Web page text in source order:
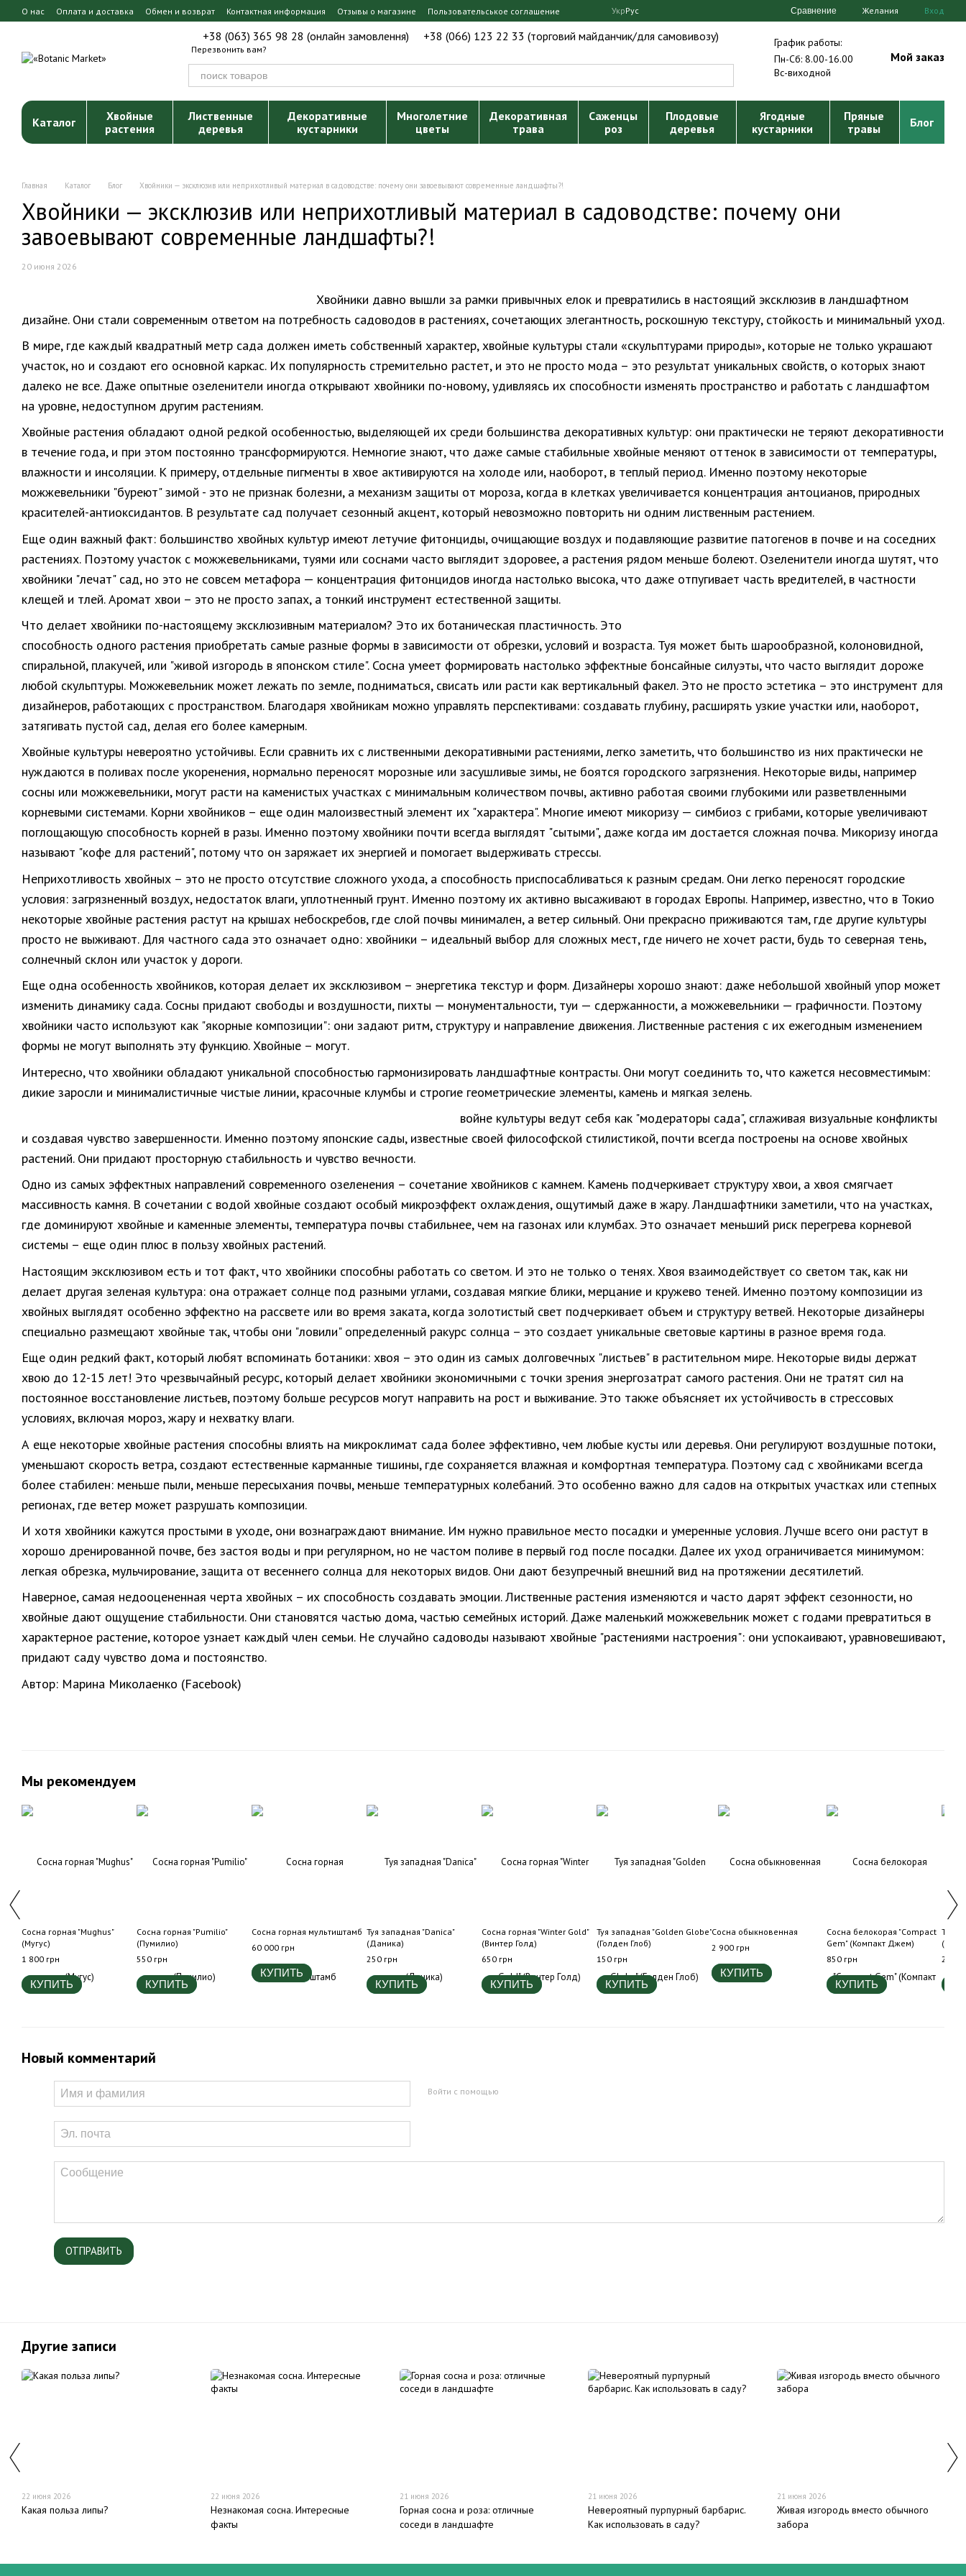
Перейти к основному контенту
О нас Оплата и доставка Обмен и возврат Контактная информация Отзывы о магазине Пользовательськое соглашение УкрРус Сравнение Желания Вход
+38 (063) 365 98 28 (онлайн замовлення) +38 (066) 123 22 33 (торговий майданчик/для самовивозу)
Перезвонить вам?
График работы:
Пн-Сб: 8.00-16.00
Вс-виходной
Мой заказ
Каталог
Хвойные
растения
Лиственные
деревья
Декоративные
кустарники
Многолетние
цветы
Декоративная
трава
Саженцы
роз
Плодовые
деревья
Ягодные
кустарники
Пряные
травы
Блог
Главная Каталог Блог Хвойники — эксклюзив или неприхотливый материал в садоводстве: почему они завоевывают современные ландшафты?!
Хвойники — эксклюзив или неприхотливый материал в садоводстве: почему они
завоевывают современные ландшафты?!
20 июня 2026
Хвойники давно вышли за рамки привычных елок и превратились в настоящий эксклюзив в ландшафтном
дизайне. Они стали современным ответом на потребность садоводов в растениях, сочетающих элегантность, роскошную текстуру, стойкость и минимальный уход.
В мире, где каждый квадратный метр сада должен иметь собственный характер, хвойные культуры стали «скульптурами природы», которые не только украшают
участок, но и создают его основной каркас. Их популярность стремительно растет, и это не просто мода – это результат уникальных свойств, о которых знают
далеко не все. Даже опытные озеленители иногда открывают хвойники по-новому, удивляясь их способности изменять пространство и работать с ландшафтом
на уровне, недоступном другим растениям.
Хвойные растения обладают одной редкой особенностью, выделяющей их среди большинства декоративных культур: они практически не теряют декоративности
в течение года, и при этом постоянно трансформируются. Немногие знают, что даже самые стабильные хвойные меняют оттенок в зависимости от температуры,
влажности и инсоляции. К примеру, отдельные пигменты в хвое активируются на холоде или, наоборот, в теплый период. Именно поэтому некоторые
можжевельники "буреют" зимой - это не признак болезни, а механизм защиты от мороза, когда в клетках увеличивается концентрация антоцианов, природных
красителей-антиоксидантов. В результате сад получает сезонный акцент, который невозможно повторить ни одним лиственным растением.
Еще один важный факт: большинство хвойных культур имеют летучие фитонциды, очищающие воздух и подавляющие развитие патогенов в почве и на соседних
растениях. Поэтому участок с можжевельниками, туями или соснами часто выглядит здоровее, а растения рядом меньше болеют. Озеленители иногда шутят, что
хвойники "лечат" сад, но это не совсем метафора — концентрация фитонцидов иногда настолько высока, что даже отпугивает часть вредителей, в частности
клещей и тлей. Аромат хвои – это не просто запах, а тонкий инструмент естественной защиты.
Что делает хвойники по-настоящему эксклюзивным материалом? Это их ботаническая пластичность. Это
способность одного растения приобретать самые разные формы в зависимости от обрезки, условий и возраста. Туя может быть шарообразной, колоновидной,
спиральной, плакучей, или "живой изгородь в японском стиле". Сосна умеет формировать настолько эффектные бонсайные силуэты, что часто выглядит дороже
любой скульптуры. Можжевельник может лежать по земле, подниматься, свисать или расти как вертикальный факел. Это не просто эстетика – это инструмент для
дизайнеров, работающих с пространством. Благодаря хвойникам можно управлять перспективами: создавать глубину, расширять узкие участки или, наоборот,
затягивать пустой сад, делая его более камерным.
Хвойные культуры невероятно устойчивы. Если сравнить их с лиственными декоративными растениями, легко заметить, что большинство из них практически не
нуждаются в поливах после укоренения, нормально переносят морозные или засушливые зимы, не боятся городского загрязнения. Некоторые виды, например
сосны или можжевельники, могут расти на каменистых участках с минимальным количеством почвы, активно работая своими глубокими или разветвленными
корневыми системами. Корни хвойников – еще один малоизвестный элемент их "характера". Многие имеют микоризу — симбиоз с грибами, которые увеличивают
поглощающую способность корней в разы. Именно поэтому хвойники почти всегда выглядят "сытыми", даже когда им достается сложная почва. Микоризу иногда
называют "кофе для растений", потому что он заряжает их энергией и помогает выдерживать стрессы.
Неприхотливость хвойных – это не просто отсутствие сложного ухода, а способность приспосабливаться к разным средам. Они легко переносят городские
условия: загрязненный воздух, недостаток влаги, уплотненный грунт. Именно поэтому их активно высаживают в городах Европы. Например, известно, что в Токио
некоторые хвойные растения растут на крышах небоскребов, где слой почвы минимален, а ветер сильный. Они прекрасно приживаются там, где другие культуры
просто не выживают. Для частного сада это означает одно: хвойники – идеальный выбор для сложных мест, где ничего не хочет расти, будь то северная тень,
солнечный склон или участок у дороги.
Еще одна особенность хвойников, которая делает их эксклюзивом – энергетика текстур и форм. Дизайнеры хорошо знают: даже небольшой хвойный упор может
изменить динамику сада. Сосны придают свободы и воздушности, пихты — монументальности, туи — сдержанности, а можжевельники — графичности. Поэтому
хвойники часто используют как "якорные композиции": они задают ритм, структуру и направление движения. Лиственные растения с их ежегодным изменением
формы не могут выполнять эту функцию. Хвойные – могут.
Интересно, что хвойники обладают уникальной способностью гармонизировать ландшафтные контрасты. Они могут соединить то, что кажется несовместимым:
дикие заросли и минималистичные чистые линии, красочные клумбы и строгие геометрические элементы, камень и мягкая зелень.
войне культуры ведут себя как "модераторы сада", сглаживая визуальные конфликты
и создавая чувство завершенности. Именно поэтому японские сады, известные своей философской стилистикой, почти всегда построены на основе хвойных
растений. Они придают просторную стабильность и чувство вечности.
Одно из самых эффектных направлений современного озеленения – сочетание хвойников с камнем. Камень подчеркивает структуру хвои, а хвоя смягчает
массивность камня. В сочетании с водой хвойные создают особый микроэффект охлаждения, ощутимый даже в жару. Ландшафтники заметили, что на участках,
где доминируют хвойные и каменные элементы, температура почвы стабильнее, чем на газонах или клумбах. Это означает меньший риск перегрева корневой
системы – еще один плюс в пользу хвойных растений.
Настоящим эксклюзивом есть и тот факт, что хвойники способны работать со светом. И это не только о тенях. Хвоя взаимодействует со светом так, как ни
делает другая зеленая культура: она отражает солнце под разными углами, создавая мягкие блики, мерцание и кружево теней. Именно поэтому композиции из
хвойных выглядят особенно эффектно на рассвете или во время заката, когда золотистый свет подчеркивает объем и структуру ветвей. Некоторые дизайнеры
специально размещают хвойные так, чтобы они "ловили" определенный ракурс солнца – это создает уникальные световые картины в разное время года.
Еще один редкий факт, который любят вспоминать ботаники: хвоя – это один из самых долговечных "листьев" в растительном мире. Некоторые виды держат
хвою до 12-15 лет! Это чрезвычайный ресурс, который делает хвойники экономичными с точки зрения энергозатрат самого растения. Они не тратят сил на
постоянное восстановление листьев, поэтому больше ресурсов могут направить на рост и выживание. Это также объясняет их устойчивость в стрессовых
условиях, включая мороз, жару и нехватку влаги.
А еще некоторые хвойные растения способны влиять на микроклимат сада более эффективно, чем любые кусты или деревья. Они регулируют воздушные потоки,
уменьшают скорость ветра, создают естественные карманные тишины, где сохраняется влажная и комфортная температура. Поэтому сад с хвойниками всегда
более стабилен: меньше пыли, меньше пересыхания почвы, меньше температурных колебаний. Это особенно важно для садов на открытых участках или степных
регионах, где ветер может разрушать композиции.
И хотя хвойники кажутся простыми в уходе, они вознаграждают внимание. Им нужно правильное место посадки и умеренные условия. Лучше всего они растут в
хорошо дренированной почве, без застоя воды и при регулярном, но не частом поливе в первый год после посадки. Далее их уход ограничивается минимумом:
легкая обрезка, мульчирование, защита от весеннего солнца для некоторых видов. Они дают безупречный внешний вид на протяжении десятилетий.
Наверное, самая недооцененная черта хвойных – их способность создавать эмоции. Лиственные растения изменяются и часто дарят эффект сезонности, но
хвойные дают ощущение стабильности. Они становятся частью дома, частью семейных историй. Даже маленький можжевельник может с годами превратиться в
характерное растение, которое узнает каждый член семьи. Не случайно садоводы называют хвойные "растениями настроения": они успокаивают, уравновешивают,
придают саду чувство дома и постоянство.
Автор: Марина Миколаенко (Facebook)
Мы рекомендуем
Сосна горная "Mughus"
(Мугус)
1 800 грн
КУПИТЬ
Сосна горная "Pumilio"
(Пумилио)
550 грн
КУПИТЬ
Сосна горная мультиштамб
60 000 грн
КУПИТЬ
Туя западная "Danica"
(Даника)
250 грн
КУПИТЬ
Сосна горная "Winter Gold"
(Винтер Голд)
650 грн
КУПИТЬ
Туя западная "Golden Globe"
(Голден Глоб)
150 грн
КУПИТЬ
Сосна обыкновенная
2 900 грн
КУПИТЬ
Сосна белокорая "Compact
Gem" (Компакт Джем)
850 грн
КУПИТЬ
Туя
250
Новый комментарий
Войти с помощью
ОТПРАВИТЬ
Другие записи
22 июня 2026
Какая польза липы?
22 июня 2026
Незнакомая сосна. Интересные
факты
21 июня 2026
Горная сосна и роза: отличные
соседи в ландшафте
21 июня 2026
Невероятный пурпурный барбарис.
Как использовать в саду?
21 июня 2026
Живая изгородь вместо обычного
забора